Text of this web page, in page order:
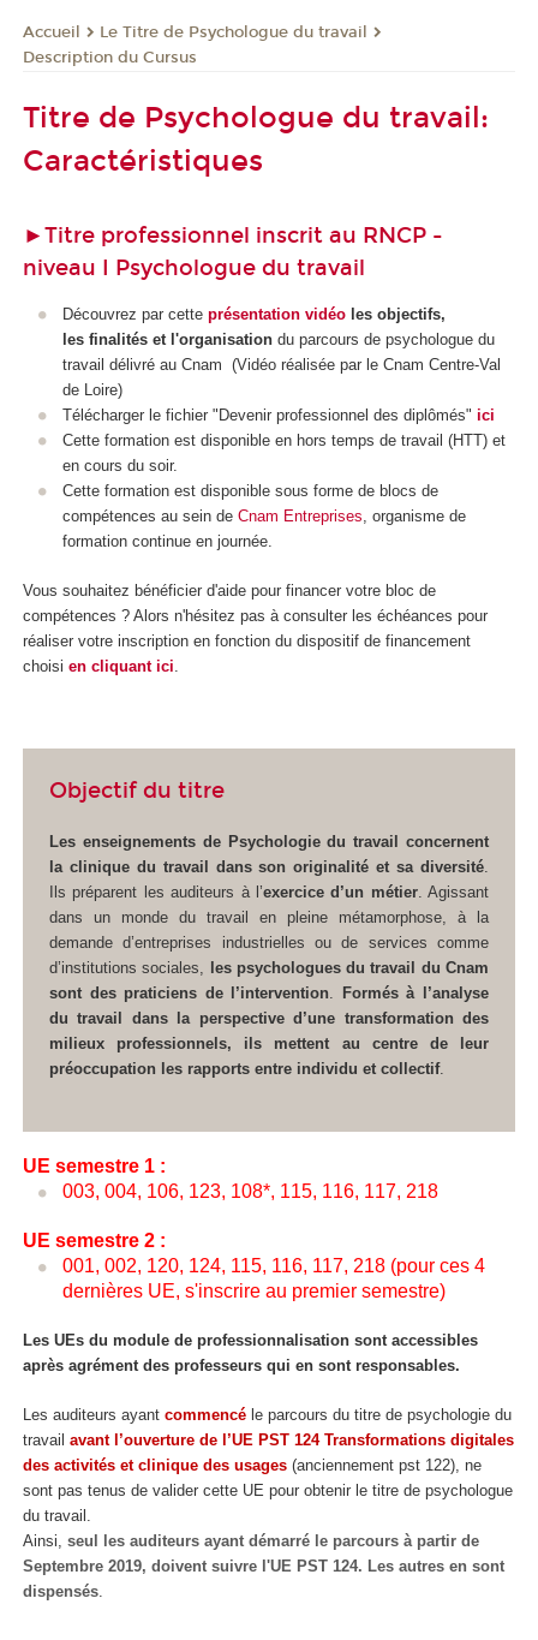
Accueil
Le Titre de Psychologue du travail
Description du Cursus
Titre de Psychologue du travail:
Caractéristiques
►Titre professionnel inscrit au RNCP -
niveau I Psychologue du travail
Découvrez par cette présentation vidéo les objectifs,
les finalités et l'organisation du parcours de psychologue du
travail délivré au Cnam (Vidéo réalisée par le Cnam Centre-Val
de Loire)
Télécharger le fichier "Devenir professionnel des diplômés" ici
Cette formation est disponible en hors temps de travail (HTT) et
en cours du soir.
Cette formation est disponible sous forme de blocs de
compétences au sein de Cnam Entreprises, organisme de
formation continue en journée.
Vous souhaitez bénéficier d'aide pour financer votre bloc de
compétences ? Alors n'hésitez pas à consulter les échéances pour
réaliser votre inscription en fonction du dispositif de financement
choisi en cliquant ici
Objectif du titre
Les enseignements de Psychologie du travail concernent
la clinique du travail dans son originalité et sa diversité.
Ils préparent les auditeurs à l’exercice d’un métier. Agissant
dans un monde du travail en pleine métamorphose, à la
demande d’entreprises industrielles ou de services comme
d’institutions sociales,
les psychologues du travail du Cnam
sont des praticiens de l’intervention.
Formés à l’analyse
du travail dans la perspective d’une transformation des
milieux professionnels, ils mettent au centre de leur
préoccupation les rapports entre individu et collectif.
UE semestre 1 :
003, 004, 106, 123, 108*, 115, 116, 117, 218
UE semestre 2 :
001, 002, 120, 124, 115, 116, 117, 218 (pour ces 4
dernières UE, s'inscrire au premier semestre)
Les UEs du module de professionnalisation sont accessibles
après agrémentdes professeurs qui en sont responsables.
Les auditeurs ayant commencé le parcours du titre de psychologie du
travail avant l’ouverture de l’UE PST 124 Transformations digitales
des activités et clinique des usages (anciennement pst 122), ne
sont pas tenus de valider cette UE pour obtenir le titre de psychologue
du travail.
Ainsi, seul les auditeurs ayant démarré le parcours à partir de
Septembre 2019, doivent suivre l'UE PST 124. Les autres en sont
dispensés